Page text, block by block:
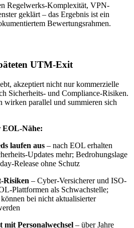
Regelwerks-Komplexität, VPN-
geklärt – das Ergebnis ist ein
Bewertungsrahmen.
UTM-Exit
akzeptiert nicht nur kommerzielle
Sicherheits- und Compliance-Risiken.
wirken parallel und summieren sich
EOL-Nähe:
laufen aus – nach EOL erhalten
Updates mehr; Bedrohungslage
Release ohne Schutz
Risiken – Cyber-Versicherer und ISO-
Plattformen als Schwachstelle;
bei nicht aktualisierter
mit Personalwechsel – über Jahre